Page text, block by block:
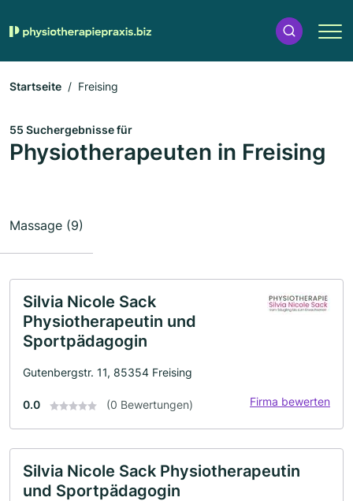
Startseite Freising
55 Suchergebnisse für
Physiotherapeuten in Freising
Massage (9)
Silvia Nicole Sack
Physiotherapeutin und
Sportpädagogin
Gutenbergstr. 11, 85354 Freising
0.0 (0 Bewertungen) Firma bewerten
Silvia Nicole Sack Physiotherapeutin
und Sportpädagogin